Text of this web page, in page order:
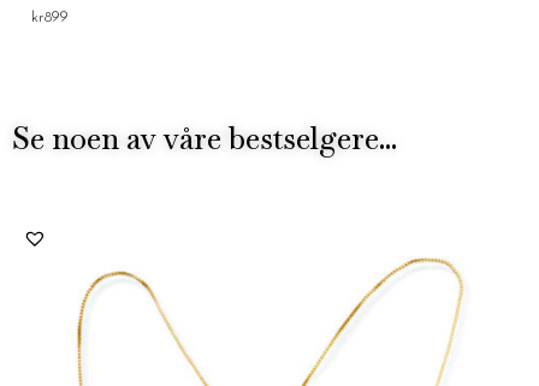
kr899
Se noen av våre bestselgere...